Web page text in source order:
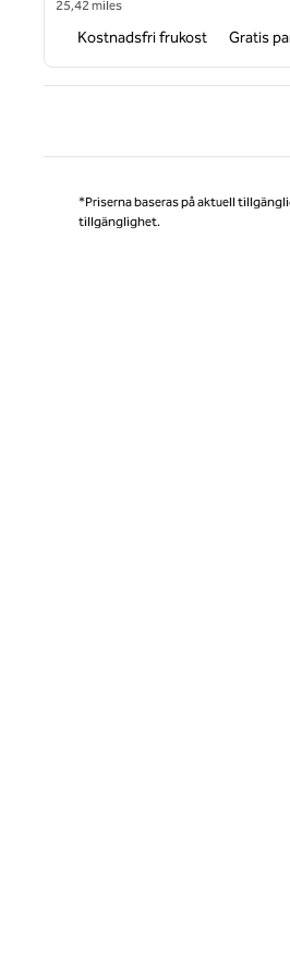
25,42 miles
Kostnadsfri frukost Gratis
*Priserna baseras på aktuell
tillgänglighet.